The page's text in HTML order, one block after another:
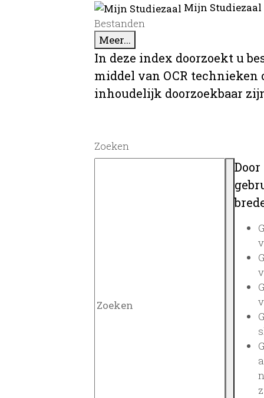
Mijn
Bestanden
Meer...
In deze index doorzoekt u
middel van OCR
inhoudelijk doorzoekbaar
Zoeken